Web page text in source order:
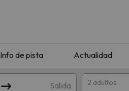
Info de pista Actualidad
Salida 2 adultos